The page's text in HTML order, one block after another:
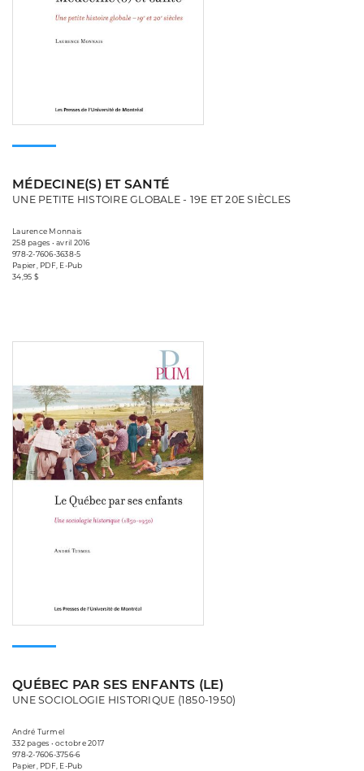
MÉDECINE(S) ET SANTÉ
UNE PETITE HISTOIRE GLOBALE - 19E ET 20E SIÈCLES
Laurence Monnais
258 pages • avril 2016
978-2-7606-3638-5
Papier, PDF, E-Pub
34,95 $
QUÉBEC PAR SES ENFANTS (LE)
UNE SOCIOLOGIE HISTORIQUE (1850-1950)
André Turmel
332 pages • octobre 2017
978-2-7606-3756-6
Papier, PDF, E-Pub